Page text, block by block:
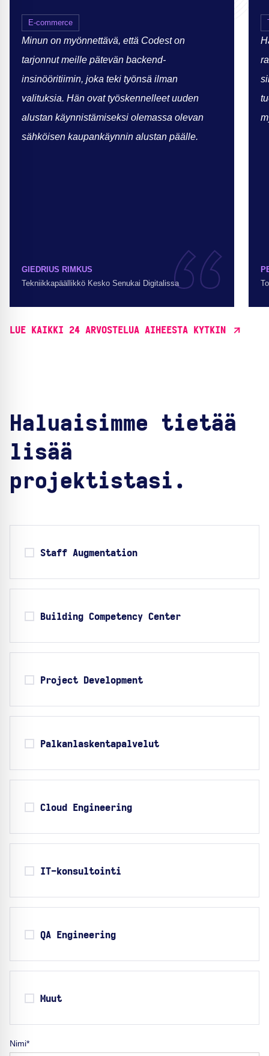
E-commerce
Minun on myönnettävä, että Codest on
tarjonnut meille pätevän backend-
insinööritiimin, joka teki työnsä ilman
valituksia. Hän ovat työskennelleet uuden
alustan käynnistämiseksi olemassa olevan
sähköisen kaupankäynnin alustan päälle.
GIEDRIUS RIMKUS
Tekniikkapäällikkö Kesko Senukai Digitalissa
LUE KAIKKI 24 ARVOSTELUA AIHEESTA KYTKIN
Haluaisimme tietää
lisää
projektistasi.
Staff Augmentation
Building Competency Center
Project Development
Palkanlaskentapalvelut
Cloud Engineering
IT-konsultointi
QA Engineering
Muut
Nimi*